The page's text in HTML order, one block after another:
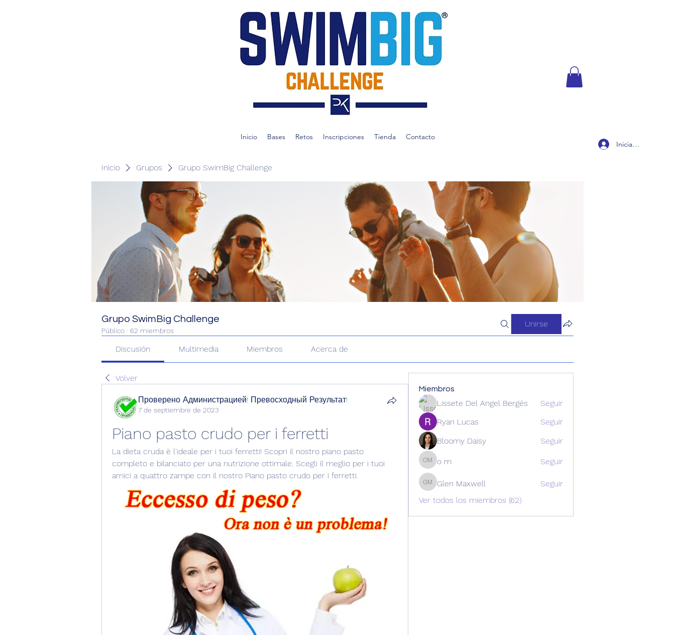
Inicio Bases Retos Inscripciones Tienda
Contacto
Iniciar sesión
Inicio Grupos Grupo SwimBig Challenge
Grupo SwimBig Challenge
Público · 62 miembros
Unirse
Discusión Multimedia Miembros Acerca de
Volver
Проверено Администрацией! Превосходный Результат!
7 de septiembre de 2023
Piano pasto crudo per i ferretti
La dieta cruda è l'ideale per i tuoi ferretti! Scopri il nostro piano pasto
completo e bilanciato per una nutrizione ottimale. Scegli il meglio per i tuoi
amici a quattro zampe con il nostro Piano pasto crudo per i ferretti.
Miembros
Lissete Del Angel Bergés
Seguir
Ryan Lucas
Seguir
Bloomy Daisy
Seguir
o mo m Seguir
Glen Maxwell
Glen Maxwell
Seguir
Ver todos los miembros (62)